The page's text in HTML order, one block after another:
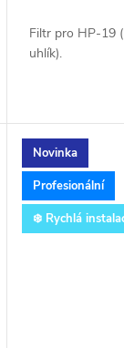
Filtr pro HP-19
uhlík).
Novinka
Profesionální
❄️ Rychlá